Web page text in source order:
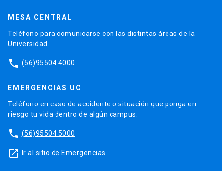
MESA CENTRAL
Teléfono para comunicarse con las distintas áreas de la
Universidad.
phone (56)95504 4000
EMERGENCIAS UC
Teléfono en caso de accidente o situación que ponga en
riesgo tu vida dentro de algún campus.
phone (56)95504 5000
launch Ir al sitio de Emergencias